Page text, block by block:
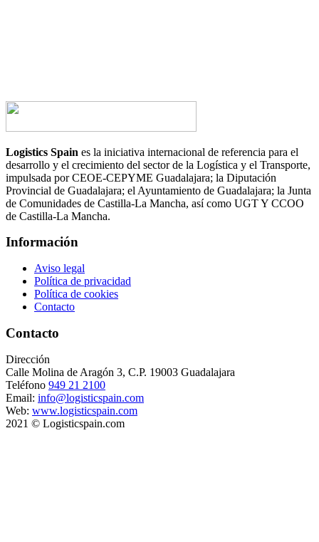
Logistics Spain es la iniciativa internacional de referencia para el
desarrollo y el crecimiento del sector de la Logística y el Transporte,
impulsada por CEOE-CEPYME Guadalajara; la Diputación
Provincial de Guadalajara; el Ayuntamiento de Guadalajara; la Junta
de Comunidades de Castilla-La Mancha, así como UGT Y CCOO
de Castilla-La Mancha.
Información
Aviso legal
Política de privacidad
Política de cookies
Contacto
Contacto
Dirección
Calle Molina de Aragón 3, C.P. 19003 Guadalajara
Teléfono 949 21 2100
Email: info@logisticspain.com
Web: www.logisticspain.com
2021 © Logisticspain.com